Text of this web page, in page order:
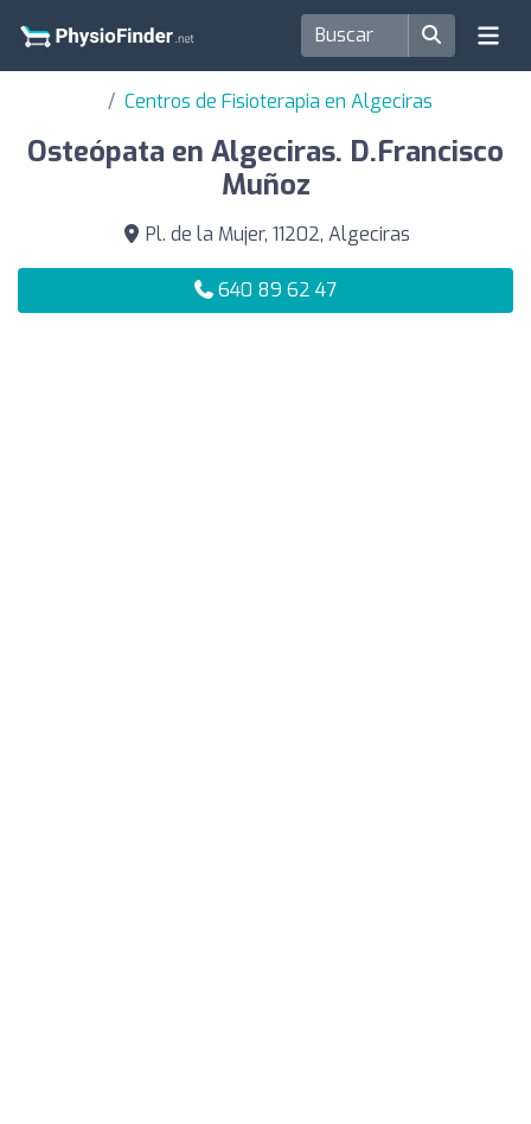
Centros de Fisioterapia en Algeciras
Osteópata en Algeciras. D.Francisco
Muñoz
Pl. de la Mujer, 11202, Algeciras
640 89 62 47